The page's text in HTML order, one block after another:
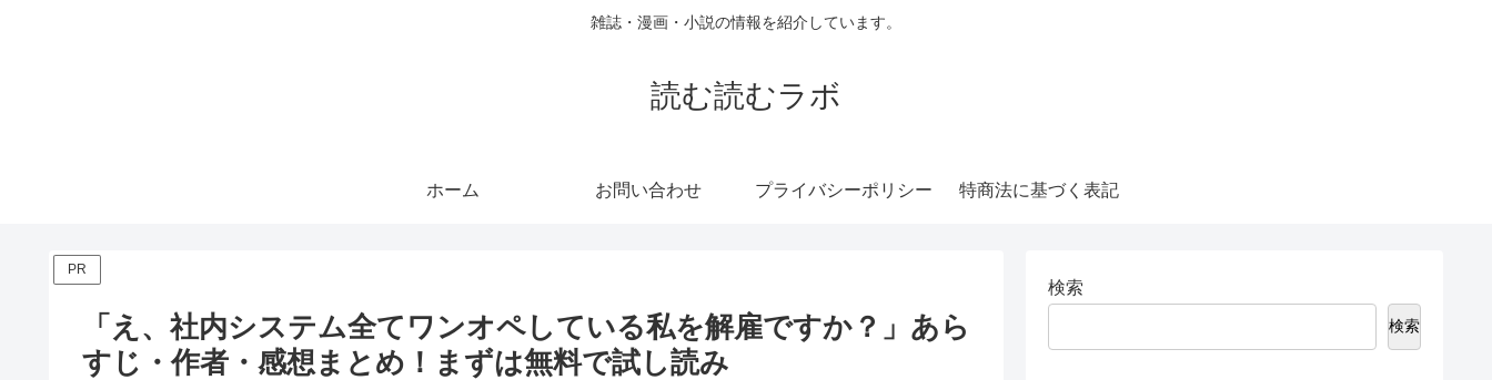
雑誌・漫画・小説の情報を紹介しています。
読む読むラボ
ホーム お問い合わせ プライバシーポリシー 特商法に基づく表記
PR
「え、社内システム全てワンオペしている私を解雇ですか？」あら
すじ・作者・感想まとめ！まずは無料で試し読み
検索
検索